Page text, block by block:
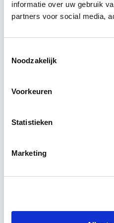
informatie over uw gebruik
partners voor social media,
Noodzakelijk
Voorkeuren
Statistieken
Marketing
Circulair bouwen is de
2050 wil de Nederlandse
dat… Lees verder
4 uur per week
Eerstvolgende
Meer